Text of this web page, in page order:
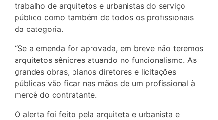
trabalho de arquitetos e urbanistas do serviço
público como também de todos os profissionais
da categoria.
“Se a emenda for aprovada, em breve não teremos
arquitetos sêniores atuando no funcionalismo. As
grandes obras, planos diretores e licitações
públicas vão ficar nas mãos de um profissional à
mercê do contratante.
O alerta foi feito pela arquiteta e urbanista e